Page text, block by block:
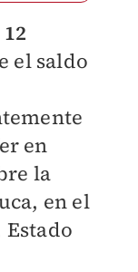
el saldo
en
la
en el